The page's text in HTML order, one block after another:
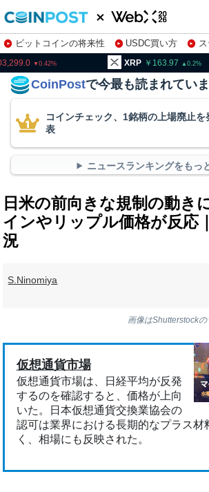
ビットコインの将来性 USDC買い方
株特集・関連銘柄
0.42 XRP 163.97 0.2
CoinPostで今最も読まれてい
コインチェック、1銘柄の上場廃止を
表
ニュースランキングをもっ
日米の前向きな規制の動き
インやリップル価格が反応
況
S.Ninomiya
画像はShutterstock
仮想通貨市場
仮想通貨市場は、日経平均が反発
するのを確認すると、価格が上向
いた。日本仮想通貨交換業協会の
認可は業界における長期的なプラス材
く、相場にも反映された。